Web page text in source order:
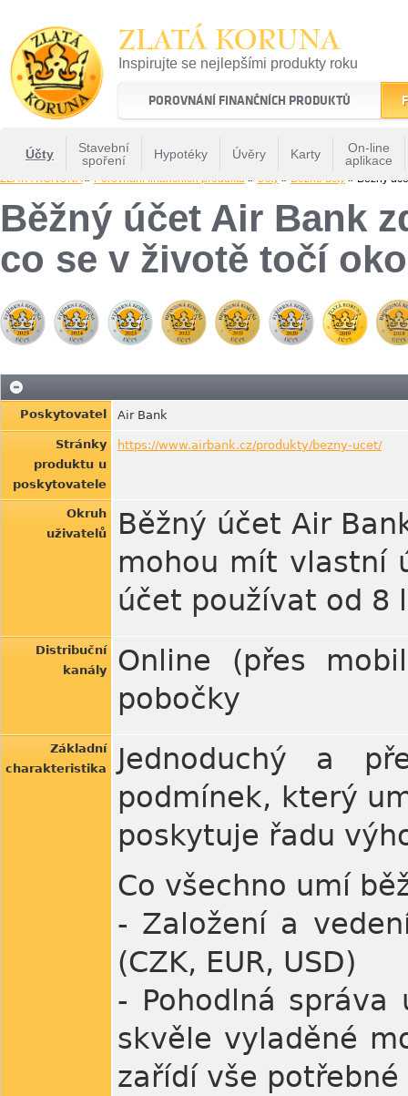
ZLATÁ KORUNA
Inspirujte se nejlepšími produkty roku
22 let tradice a kvality na finančním trhu
POROVNÁNÍ FINANČNÍCH PRODUKTŮ
Účty
Stavební
spoření
Hypotéky Úvěry Karty
On-line
aplikace
ZLATÁ KORUNA» Porovnání finančních produktů » Účty » Běžné účty » Běžný
Běžný účet Air Bank
co se v životě točí
Poskytovatel Air Bank
Stránky
produktu u
poskytovatele
https://www.airbank.cz/produkty/bezny-ucet/
Okruh
uživatelů
Běžný účet Air
mohou mít vlastní
účet používat od 8
Distribuční
kanály
Online (přes
pobočky
Základní
charakteristika
Jednoduchý a
podmínek, který
poskytuje řadu
Co všechno umí
- Založení a
(CZK, EUR, USD)
- Pohodlná
skvěle vyladěné
zařídí vše potřebné